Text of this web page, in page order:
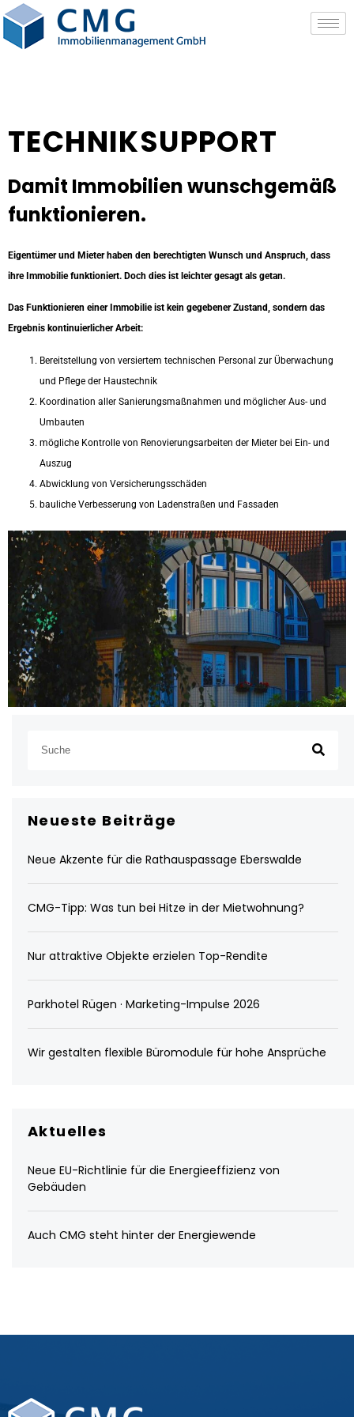
TECHNIKSUPPORT
Damit Immobilien wunschgemäß
funktionieren.
Eigentümer und Mieter haben den berechtigten Wunsch und Anspruch, dass
ihre Immobilie funktioniert. Doch dies ist leichter gesagt als getan.
Das Funktionieren einer Immobilie ist kein gegebener Zustand, sondern das
Ergebnis kontinuierlicher Arbeit:
Bereitstellung von versiertem technischen Personal zur Überwachung
und Pflege der Haustechnik
Koordination aller Sanierungsmaßnahmen und möglicher Aus- und
Umbauten
mögliche Kontrolle von Renovierungsarbeiten der Mieter bei Ein- und
Auszug
Abwicklung von Versicherungsschäden
bauliche Verbesserung von Ladenstraßen und Fassaden
Neueste Beiträge
Neue Akzente für die Rathauspassage Eberswalde
CMG-Tipp: Was tun bei Hitze in der Mietwohnung?
Nur attraktive Objekte erzielen Top-Rendite
Parkhotel Rügen · Marketing-Impulse 2026
Wir gestalten flexible Büromodule für hohe Ansprüche
Aktuelles
Neue EU-Richtlinie für die Energieeffizienz von
Gebäuden
Auch CMG steht hinter der Energiewende